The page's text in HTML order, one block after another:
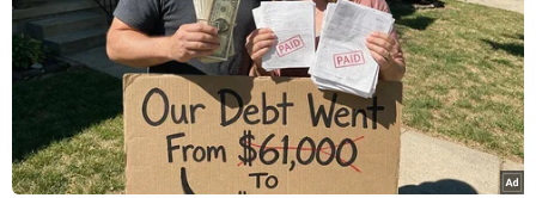
tiếp tục huy động sự vào cuộc của cả hệ thống
chính trị và các tầng lớp nhân dân trong công
tác phòng, chống tham nhũng, tiêu cực; đặc
biệt, phát huy hiệu quả hoạt động của Hội đồng
Nhân dân các cấp trong công tác xây dựng,